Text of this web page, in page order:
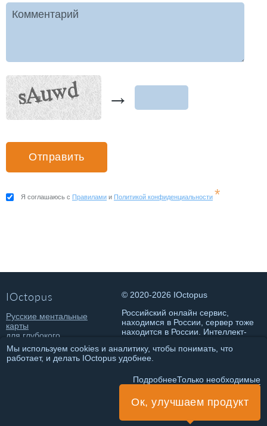
Комментарий
→
Я соглашаюсь с Правилами и Политикой конфиденциальности *
IOctopus
Русские ментальные
карты
для глубокого
погружения в состояние
потока и достижения
классных результатов.
© 2020-2026 IOctopus
Российский онлайн сервис,
находимся в России, сервер тоже
находится в России. Интеллект-
Правила использования
ИП Чеботарева Т.О.
Мы используем cookies и аналитику, чтобы понимать, что
работает, и делать IOctopus удобнее.
ПодробнееТолько необходимые
Ок, улучшаем продукт